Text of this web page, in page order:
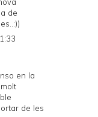
de
en la
de les